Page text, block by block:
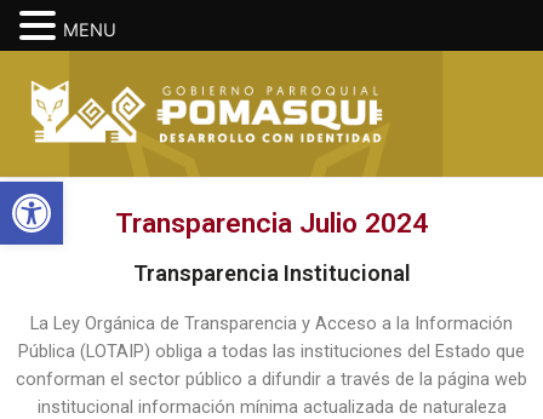
Abrir barra de herramientas
contenido
Transparencia Julio 2024
Transparencia Institucional
La Ley Orgánica de Transparencia y Acceso a la Información
Pública (LOTAIP) obliga a todas las instituciones del Estado que
conforman el sector público a difundir a través de la página web
institucional información mínima actualizada de naturaleza
MENU